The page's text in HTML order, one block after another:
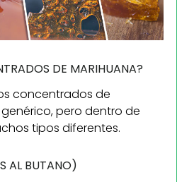
DE MARIHUANA?
concentrados de
pero dentro de
tipos diferentes.
AL BUTANO)